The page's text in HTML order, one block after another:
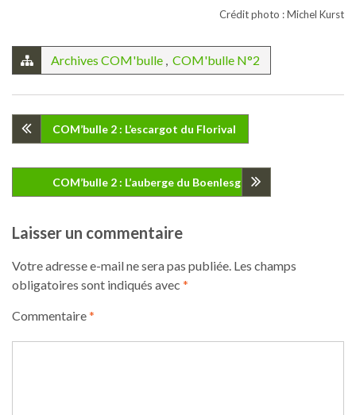
Crédit photo : Michel Kurst
Archives COM'bulle COM'bulle N°2
Navigation
de
l’article
COM’bulle 2 : L’escargot du Florival
COM’bulle 2 : L’auberge du Boenlesgrab
Laisser un commentaire
Votre adresse e-mail ne sera pas publiée. Les champs
obligatoires sont indiqués avec *
Commentaire*